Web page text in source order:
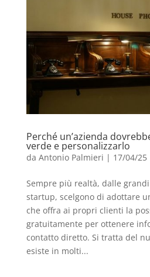
Perché un’azienda
verde e personalizzarlo
da Antonio Palmieri | 17/04/25
Sempre più realtà, dalle
startup, scelgono di adottare
che offra ai propri clienti la
gratuitamente per ottenere
contatto diretto. Si tratta del
esiste in molti...